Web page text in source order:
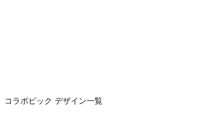
コラボピック デザイン一覧